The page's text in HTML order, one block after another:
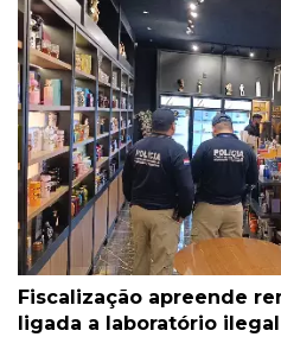
Fiscalização apreende
ligada a laboratório ilegal